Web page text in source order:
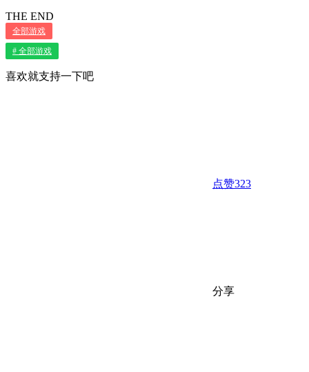
THE END
全部游戏
# 全部游戏
喜欢就支持一下吧
点赞323
分享